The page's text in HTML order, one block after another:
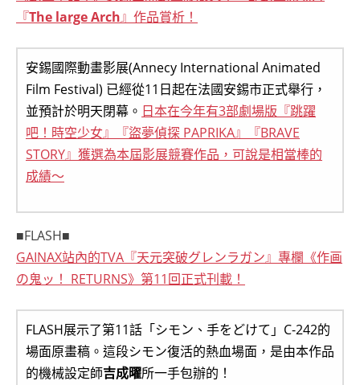
『The large Arch』作品賞析！
安錫國際動畫影展(Annecy International Animated
Film Festival) 已經從11日起在法國安錫市正式舉行，
並預計於明天閉幕。 日本在今年有3部劇場版『跳躍
吧！時空少女』『盜夢偵探 PAPRIKA』『BRAVE
STORY』獲選為本屆影展競賽作品，可說是相當棒的
成績～
■FLASH■
GAINAX站內的TVA『天元突破グレンラガン』專欄《作画
の鬼ッ！ RETURNS》第11回正式刊載！
FLASH展示了第11話「シモン、手をどけて」C-242的
場面原畫稿。這段シモン復活的熱血場面，是由本作品
的機械設定師吉成曜所一手包辦的！